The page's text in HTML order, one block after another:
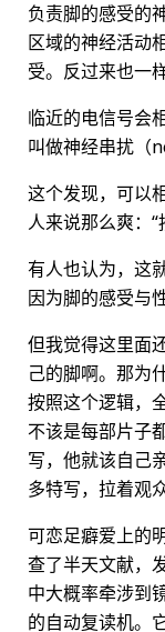
负责脚的感受的
区域的神经活动
受。反过来也一样
临近的电信号会
叫做神经串扰（
这个发现，可以
人来说那么爽：“
有人也认为，这
因为脚的感受与
但我觉得这里面
己的脚啊。那为
按照这个逻辑，
不该是每部片子
写，他就该自己
多特写，拉着观
可恋足癖爱上的
查了半天文献，
中大概率牵涉到
的自动复读机。